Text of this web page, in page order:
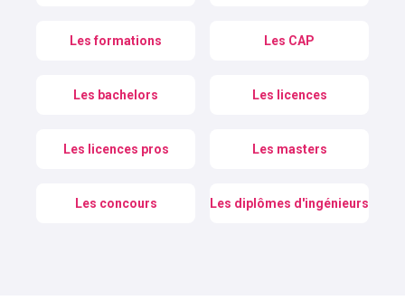
Les formations Les CAP
Les bachelors Les licences
Les licences pros Les masters
Les concours Les diplômes d'ingénieurs